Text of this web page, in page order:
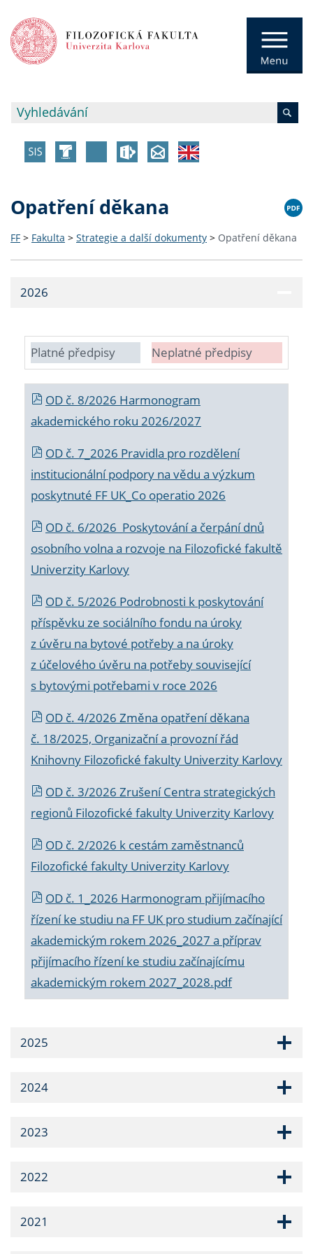
Opatření děkana
FF > Fakulta > Strategie a další dokumenty > Opatření děkana
2026
Platné předpisy Neplatné předpisy
OD č. 8/2026 Harmonogram
akademického roku 2026/2027
OD č. 7_2026 Pravidla pro rozdělení
institucionální podpory na vědu a výzkum
poskytnuté FF UK_Co operatio 2026
OD č. 6/2026 Poskytování a čerpání dnů
osobního volna a rozvoje na Filozofické fakultě
Univerzity Karlovy
OD č. 5/2026 Podrobnosti k poskytování
příspěvku ze sociálního fondu na úroky
z úvěru na bytové potřeby a na úroky
z účelového úvěru na potřeby související
s bytovými potřebami v roce 2026
OD č. 4/2026 Změna opatření děkana
č. 18/2025, Organizační a provozní řád
Knihovny Filozofické fakulty Univerzity Karlovy
OD č. 3/2026 Zrušení Centra strategických
regionů Filozofické fakulty Univerzity Karlovy
OD č. 2/2026 k cestám zaměstnanců
Filozofické fakulty Univerzity Karlovy
OD č. 1_2026 Harmonogram přijímacího
řízení ke studiu na FF UK pro studium začínající
akademickým rokem 2026_2027 a příprav
přijímacího řízení ke studiu začínajícímu
akademickým rokem 2027_2028.pdf
2025
2024
2023
2022
2021